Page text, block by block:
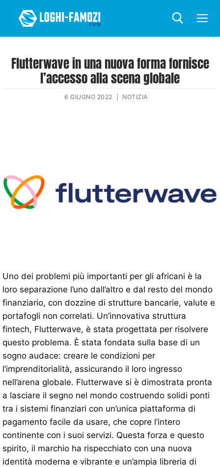
Flutterwave in una nuova forma fornisce
l’accesso alla scena globale
6 GIUGNO 2022 NOTIZIA
Uno dei problemi più importanti per gli africani è la
loro separazione l’uno dall’altro e dal resto del mondo
finanziario, con dozzine di strutture bancarie, valute e
portafogli non correlati. Un’innovativa struttura
fintech, Flutterwave, è stata progettata per risolvere
questo problema. È stata fondata sulla base di un
sogno audace: creare le condizioni per
l’imprenditorialità, assicurando il loro ingresso
nell’arena globale. Flutterwave si è dimostrata pronta
a lasciare il segno nel mondo costruendo solidi ponti
tra i sistemi finanziari con un’unica piattaforma di
pagamento facile da usare, che copre l’intero
continente con i suoi servizi. Questa forza e questo
spirito, il marchio ha rispecchiato con una nuova
identità moderna e vibrante e un’ampia libreria di